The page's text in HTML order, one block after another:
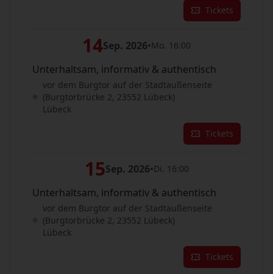
Tickets
14Sep. 2026•Mo. 16:00
Unterhaltsam, informativ & authentisch
vor dem Burgtor auf der Stadtaußenseite
(Burgtorbrücke 2, 23552 Lübeck)
Lübeck
Tickets
15Sep. 2026•Di. 16:00
Unterhaltsam, informativ & authentisch
vor dem Burgtor auf der Stadtaußenseite
(Burgtorbrücke 2, 23552 Lübeck)
Lübeck
Tickets